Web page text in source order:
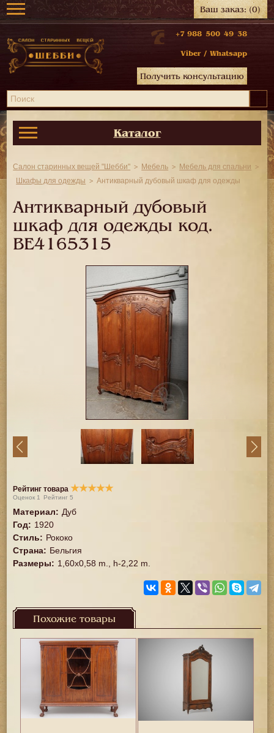
Ваш заказ:(0)
+7 988 500 49 38
Viber / Whatsapp
Получить консультацию
Каталог
Салон старинных вещей "Шебби" Мебель
Мебель для спальни
Шкафы для одежды
Антикварный дубовый шкаф для одежды
Антикварный дубовый
шкаф для одежды код.
BE4165315
Рейтинг товара ★★★★★
Оценок 1 Рейтинг5
Материал: Дуб
Год: 1920
Стиль: Рококо
Страна: Бельгия
Размеры: 1,60x0,58 m., h-2,22 m.
Похожие товары